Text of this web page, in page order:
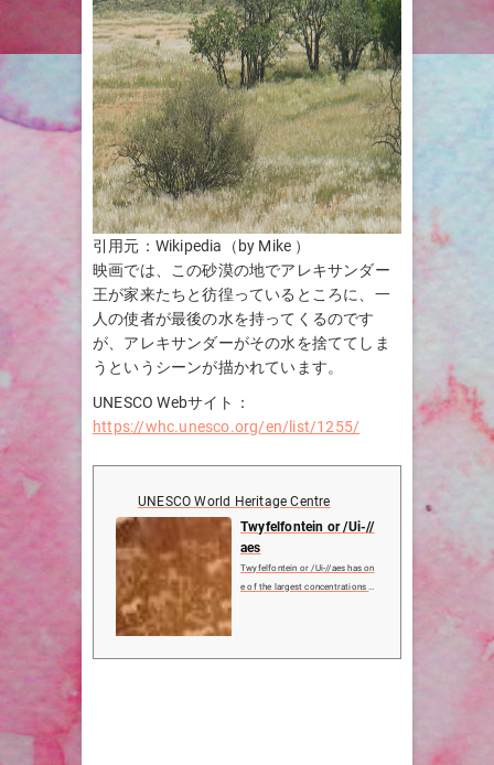
引用元：Wikipedia（by Mike ）
映画では、この砂漠の地でアレキサンダー
王が家来たちと彷徨っているところに、一
人の使者が最後の水を持ってくるのです
が、アレキサンダーがその水を捨ててしま
うというシーンが描かれています。
UNESCO Webサイト：
https://whc.unesco.org/en/list/1255/
UNESCO World Heritage Centre
Twyfelfontein or /Ui-//
aes
Twyfelfontein or /Ui-//aes has on
e of the largest concentrations of
ros, . The site also includes six ...